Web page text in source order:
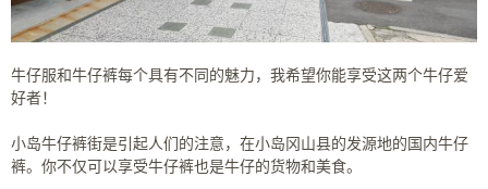
牛仔服和牛仔裤每个具有不同的魅力，我希望你能享受这两个牛仔爱
好者！
小岛牛仔裤街是引起人们的注意，在小岛冈山县的发源地的国内牛仔
裤。 你不仅可以享受牛仔裤也是牛仔的货物和美食。